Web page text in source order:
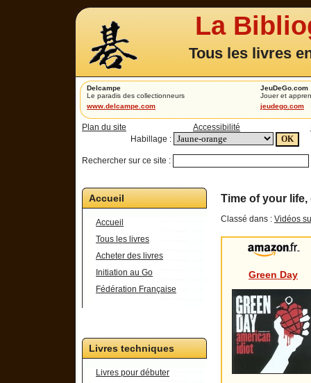
La
Tous les livres
Delcampe
Le paradis des collectionneurs
www.delcampe.com
JeuDeGo.com
Jouer et
jeudego.com
Plan du site Accessibilité
Habillage :
Rechercher sur ce site :
Accueil
Accueil
Tous les livres
Acheter des livres
Initiation au Go
Fédération Française
Livres techniques
Livres pour débuter
Time of your life,
Classé dans : Vidéos
Green Day